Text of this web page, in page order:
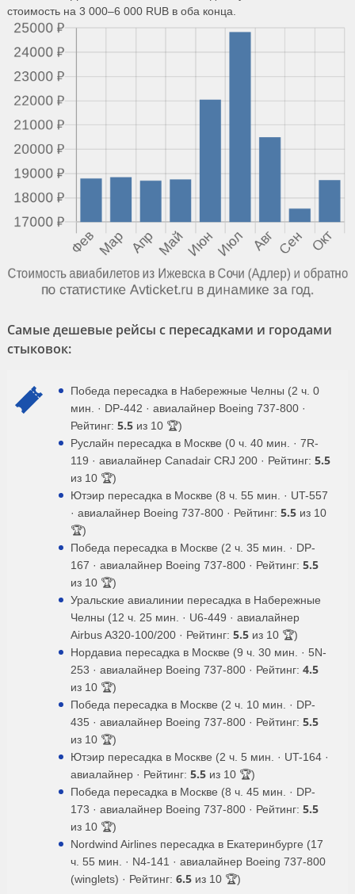
стоимость на 3 000–6 000 RUB в оба конца.
Самые дешевые рейсы с пересадками и городами
стыковок:
Победа пересадка в Набережные Челны (2 ч. 0
мин. · DP-442 · авиалайнер Boeing 737-800 ·
Рейтинг: 5.5 из 10 🏆)
Руслайн пересадка в Москве (0 ч. 40 мин. · 7R-
119 · авиалайнер Canadair CRJ 200 · Рейтинг: 5.5
из 10 🏆)
Ютэир пересадка в Москве (8 ч. 55 мин. · UT-557
· авиалайнер Boeing 737-800 · Рейтинг: 5.5 из 10
🏆)
Победа пересадка в Москве (2 ч. 35 мин. · DP-
167 · авиалайнер Boeing 737-800 · Рейтинг: 5.5
из 10 🏆)
Уральские авиалинии пересадка в Набережные
Челны (12 ч. 25 мин. · U6-449 · авиалайнер
Airbus A320-100/200 · Рейтинг: 5.5 из 10 🏆)
Нордавиа пересадка в Москве (9 ч. 30 мин. · 5N-
253 · авиалайнер Boeing 737-800 · Рейтинг: 4.5
из 10 🏆)
Победа пересадка в Москве (2 ч. 10 мин. · DP-
435 · авиалайнер Boeing 737-800 · Рейтинг: 5.5
из 10 🏆)
Ютэир пересадка в Москве (2 ч. 5 мин. · UT-164 ·
авиалайнер · Рейтинг: 5.5 из 10 🏆)
Победа пересадка в Москве (8 ч. 45 мин. · DP-
173 · авиалайнер Boeing 737-800 · Рейтинг: 5.5
из 10 🏆)
Nordwind Airlines пересадка в Екатеринбурге (17
ч. 55 мин. · N4-141 · авиалайнер Boeing 737-800
(winglets) · Рейтинг: 6.5 из 10 🏆)